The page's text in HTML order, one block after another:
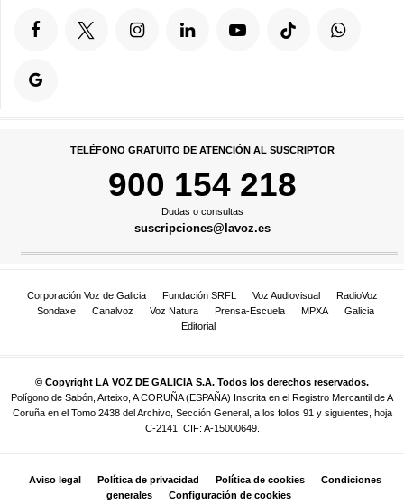
TELÉFONO GRATUITO DE ATENCIÓN AL SUSCRIPTOR
900 154 218
Dudas o consultas
suscripciones@lavoz.es
Corporación Voz de Galicia Fundación SRFL Voz Audiovisual
RadioVoz
Sondaxe
Canalvoz Voz Natura Prensa-Escuela MPXA
Galicia
Editorial
© Copyright LA VOZ DE GALICIA S.A. Todos los derechos reservados.
Polígono de Sabón, Arteixo, A CORUÑA (ESPAÑA) Inscrita en el Registro Mercantil de A
Coruña en el Tomo 2438 del Archivo, Sección General, a los folios 91 y siguientes, hoja
C-2141. CIF: A-15000649.
Aviso legal Política de privacidad Política de cookies
Condiciones
generales
Configuración de cookies